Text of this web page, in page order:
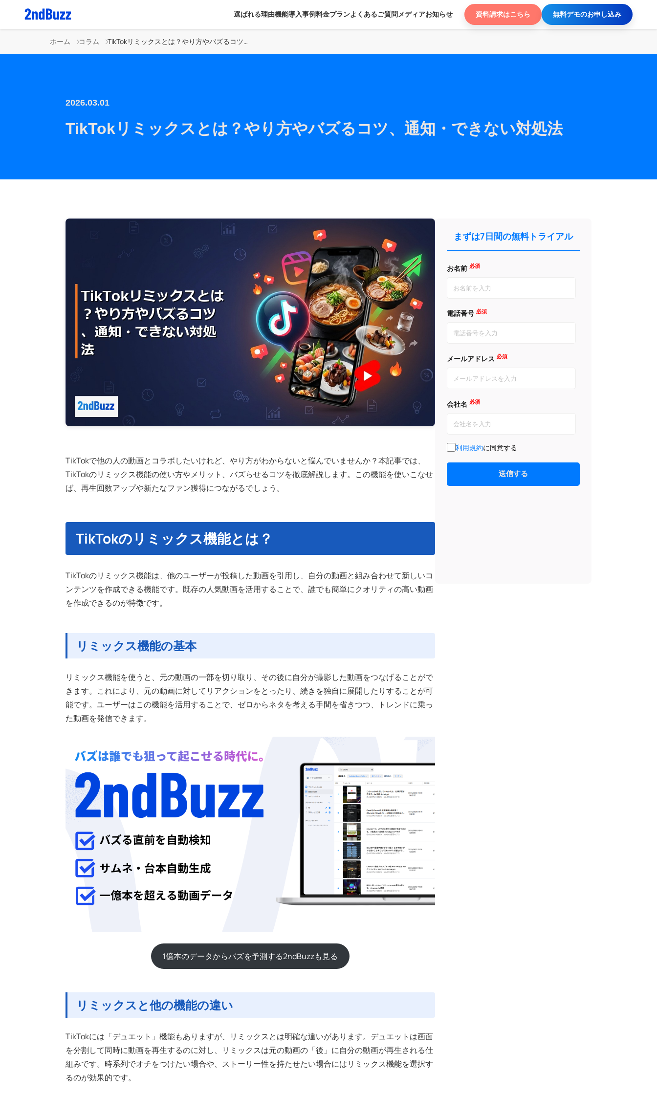
選ばれる理由機能導入事例料金プランよくあるご質問 メディアお知らせ 資料請求はこちら 無料デモのお申し込み
ホーム コラム TikTokリミックスとは？やり方やバズるコツ、通知・できない対処法
2026.03.01
TikTokリミックスとは？やり方やバズるコツ、通知・できない対処法
TikTokで他の人の動画とコラボしたいけれど、やり方がわからないと悩んでいませんか？本記事では、
TikTokのリミックス機能の使い方やメリット、バズらせるコツを徹底解説します。この機能を使いこなせ
ば、再生回数アップや新たなファン獲得につながるでしょう。
TikTokのリミックス機能とは？
TikTokのリミックス機能は、他のユーザーが投稿した動画を引用し、自分の動画と組み合わせて新しいコ
ンテンツを作成できる機能です。既存の人気動画を活用することで、誰でも簡単にクオリティの高い動画
を作成できるのが特徴です。
リミックス機能の基本
リミックス機能を使うと、元の動画の一部を切り取り、その後に自分が撮影した動画をつなげることがで
きます。これにより、元の動画に対してリアクションをとったり、続きを独自に展開したりすることが可
能です。ユーザーはこの機能を活用することで、ゼロからネタを考える手間を省きつつ、トレンドに乗っ
た動画を発信できます。
1億本のデータからバズを予測する2ndBuzzも見る
リミックスと他の機能の違い
TikTokには「デュエット」機能もありますが、リミックスとは明確な違いがあります。デュエットは画面
を分割して同時に動画を再生するのに対し、リミックスは元の動画の「後」に自分の動画が再生される仕
組みです。時系列でオチをつけたい場合や、ストーリー性を持たせたい場合にはリミックス機能を選択す
るのが効果的です。
まずは7日間の無料トライアル
お名前 必須
電話番号 必須
メールアドレス 必須
会社名 必須
利用規約に同意する